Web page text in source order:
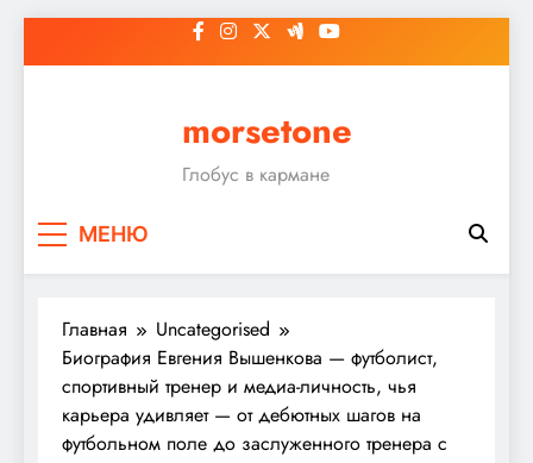
к
morsetone
Глобус в кармане
МЕНЮ
Главная
Uncategorised
Биография Евгения Вышенкова — футболист,
спортивный тренер и медиа-личность, чья
карьера удивляет — от дебютных шагов на
футбольном поле до заслуженного тренера с